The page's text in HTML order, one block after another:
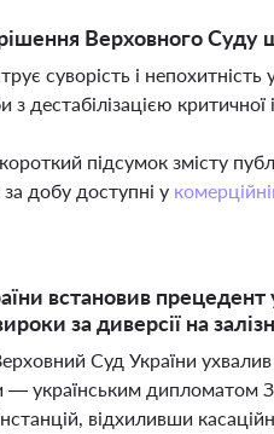
Верховного Суду
суворість і непохитність
з дестабілізацією критичної
підсумок змісту
добу доступні у
встановив прецедент
за диверсії на
Суд України
— українським дипломатом
відхиливши